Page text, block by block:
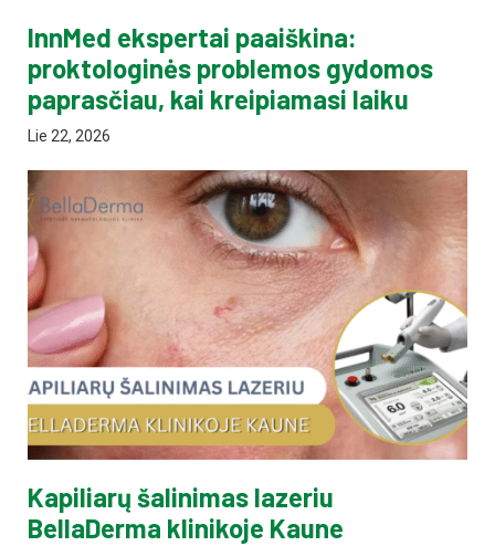
InnMed ekspertai paaiškina:
proktologinės problemos gydomos
paprasčiau, kai kreipiamasi laiku
Lie 22, 2026
Kapiliarų šalinimas lazeriu
BellaDerma klinikoje Kaune